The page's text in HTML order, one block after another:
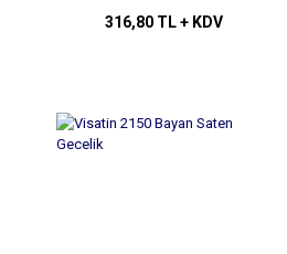
316,80 TL + KDV